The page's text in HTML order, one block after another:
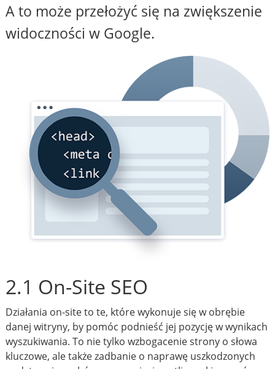
A to może przełożyć się na zwiększenie
widoczności w Google.
2.1 On-Site SEO
Działania on-site to te, które wykonuje się w obrębie
danej witryny, by pomóc podnieść jej pozycję w wynikach
wyszukiwania. To nie tylko wzbogacenie strony o słowa
kluczowe, ale także zadbanie o naprawę uszkodzonych